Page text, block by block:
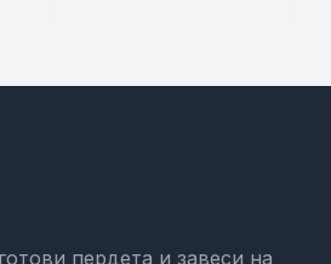
пердета и завеси на